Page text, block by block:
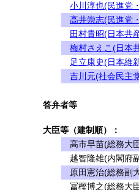
小川淳也(民進党
高井崇志(民進党
田村貴昭(日本共
梅村さえこ(日本
足立康史(日本維
吉川元(社会民主
答弁者等
大臣等（建制順）：
高市早苗(総務大
越智隆雄(内閣府
原田憲治(総務副
冨樫博之(総務大